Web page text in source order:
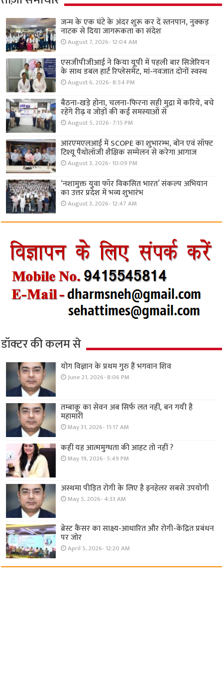
जन्म के एक घंटे के अंदर शुरू कर दें स्तनपान, नुक्कड़
नाटक से दिया जागरूकता का संदेश
August 7, 2026- 12:04 AM
एसजीपीजीआई ने किया यूपी में पहली बार सिजेरियन
के साथ डबल हार्ट रिप्लेसमेंट, मां-नवजात दोनों स्वस्थ
August 6, 2026- 8:54 PM
बैठना-खड़े होना, चलना-फिरना सही मुद्रा में करिये, बचे
रहेंगे रीढ़ व जोड़ों की कई समस्याओं से
August 5, 2026- 7:15 PM
आरएमएलआई में SCOPE का शुभारम्भ, बोन एवं सॉफ्ट
टिश्यू पैथोलॉजी शैक्षिक सम्मेलन से करेगा आगाज
August 3, 2026- 10:09 PM
‘नशामुक्त युवा फॉर विकसित भारत’ संकल्प अभियान
का उत्तर प्रदेश में भव्य शुभारंभ
August 3, 2026- 12:47 AM
डॉक्टर की कलम से
योग विज्ञान के प्रथम गुरु हैं भगवान शिव
June 21, 2026- 8:06 PM
तम्बाकू का सेवन अब सिर्फ लत नहीं, बन गयी है
महामारी
May 31, 2026- 11:17 AM
कहीं यह आत्ममुग्धता की आहट तो नहीं ?
May 19, 2026- 5:49 PM
अस्थमा पीड़ित रोगी के लिए है इनहेलर सबसे उपयोगी
May 5, 2026- 4:33 AM
ब्रेस्ट कैंसर का साक्ष्य-आधारित और रोगी-केंद्रित प्रबंधन
पर जोर
April 5, 2026- 12:20 AM